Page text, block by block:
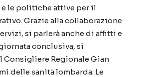
le politiche attive per il
Grazie alla collaborazione
si parlerà anche di affitti e
conclusiva, si
Consigliere Regionale Gian
delle sanità lombarda. Le